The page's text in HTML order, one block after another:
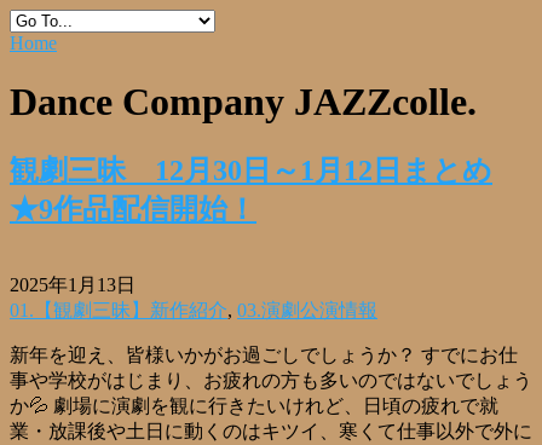
Home
Dance Company JAZZcolle.
観劇三昧 12月30日～1月12日まとめ
★9作品配信開始！
2025年1月13日
01.【観劇三昧】新作紹介, 03.演劇公演情報
新年を迎え、皆様いかがお過ごしでしょうか？ すでにお仕
事や学校がはじまり、お疲れの方も多いのではないでしょう
か💦 劇場に演劇を観に行きたいけれど、日頃の疲れで就
業・放課後や土日に動くのはキツイ、寒くて仕事以外で外に